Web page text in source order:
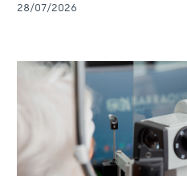
28/07/2026